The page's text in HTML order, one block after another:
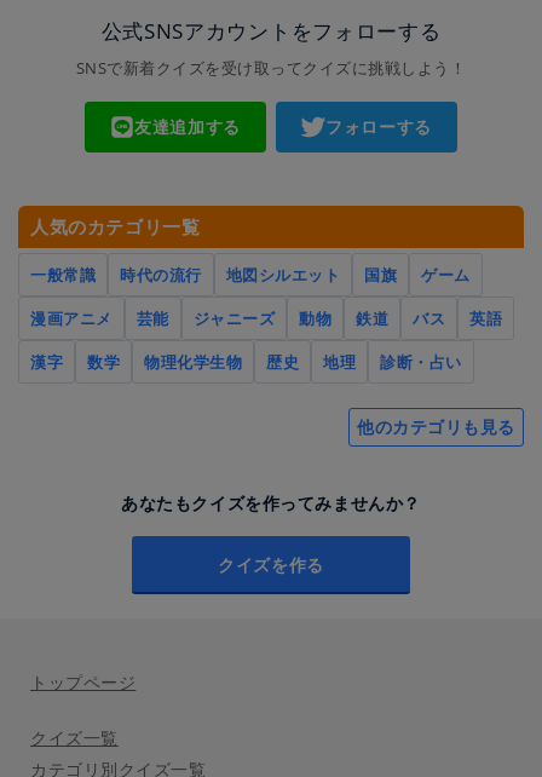
公式SNSアカウントをフォローする
SNSで新着クイズを受け取ってクイズに挑戦しよう！
友達追加する フォローする
人気のカテゴリ一覧
一般常識 時代の流行 地図シルエット 国旗
ゲーム
漫画アニメ
芸能 ジャニーズ 動物 鉄道 バス
英語
漢字
数学 物理化学生物 歴史 地理 診断・占い
他のカテゴリも見る
あなたもクイズを作ってみませんか？
クイズを作る
トップページ
クイズ一覧
カテゴリ別クイズ一覧